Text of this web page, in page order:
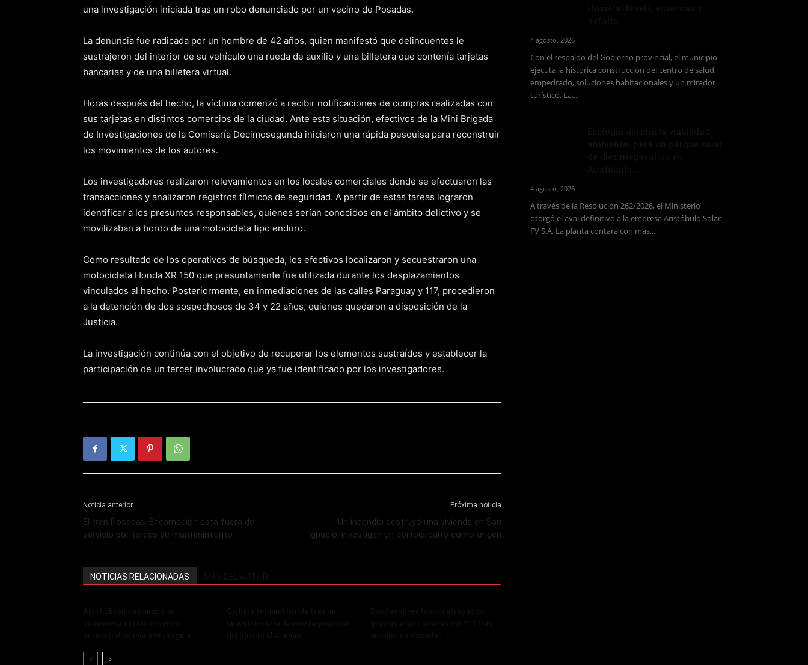
una investigación iniciada tras un robo denunciado por un vecino de Posadas.
La denuncia fue radicada por un hombre de 42 años, quien manifestó que delincuentes le
sustrajeron del interior de su vehículo una rueda de auxilio y una billetera que contenía tarjetas
bancarias y de una billetera virtual.
Horas después del hecho, la víctima comenzó a recibir notificaciones de compras realizadas con
sus tarjetas en distintos comercios de la ciudad. Ante esta situación, efectivos de la Mini Brigada
de Investigaciones de la Comisaría Decimosegunda iniciaron una rápida pesquisa para reconstruir
los movimientos de los autores.
Los investigadores realizaron relevamientos en los locales comerciales donde se efectuaron las
transacciones y analizaron registros fílmicos de seguridad. A partir de estas tareas lograron
identificar a los presuntos responsables, quienes serían conocidos en el ámbito delictivo y se
movilizaban a bordo de una motocicleta tipo enduro.
Como resultado de los operativos de búsqueda, los efectivos localizaron y secuestraron una
motocicleta Honda XR 150 que presuntamente fue utilizada durante los desplazamientos
vinculados al hecho. Posteriormente, en inmediaciones de las calles Paraguay y 117, procedieron
a la detención de dos sospechosos de 34 y 22 años, quienes quedaron a disposición de la
Justicia.
La investigación continúa con el objetivo de recuperar los elementos sustraídos y establecer la
participación de un tercer involucrado que ya fue identificado por los investigadores.
Noticia anterior
El tren Posadas-Encarnación está fuera de
servicio por tareas de mantenimiento
Próxima noticia
Un incendio destruyó una vivienda en San
Ignacio: investigan un cortocircuito como origen
NOTICIAS RELACIONADAS
4 agosto, 2026
Con el respaldo del Gobierno provincial, el municipio
ejecuta la histórica construcción del centro de salud,
empedrado, soluciones habitacionales y un mirador
turístico. La...
4 agosto, 2026
A través de la Resolución 262/2026, el Ministerio
otorgó el aval definitivo a la empresa Aristóbulo Solar
FV S.A. La planta contará con más...